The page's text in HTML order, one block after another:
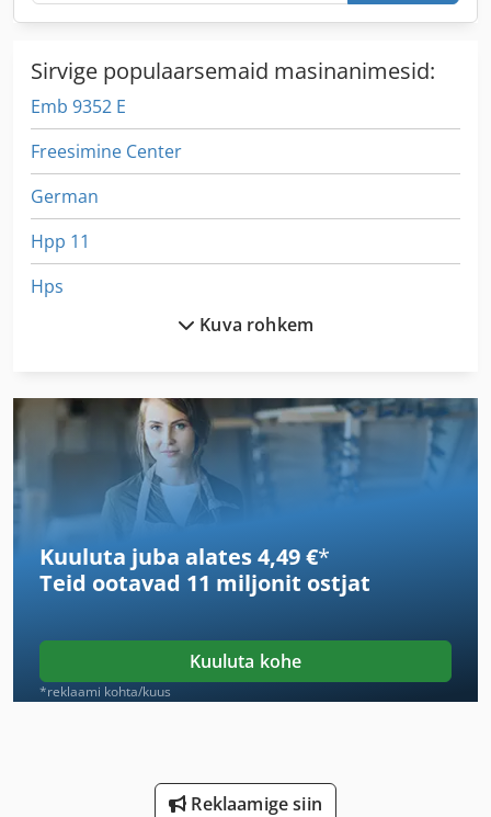
Sirvige populaarsemaid masinanimesid:
Emb 9352 E
Freesimine Center
German
Hpp 11
Hps
Masin Näpits 200 Mm
Nu 204
Pea Masin
Pehme Start
Pesa Ja Pin Masin
Kuva rohkem
Kuuluta juba alates 4,49 €*
Teid ootavad 11 miljonit ostjat
Kuuluta kohe
*reklaami kohta/kuus
Reklaamige siin